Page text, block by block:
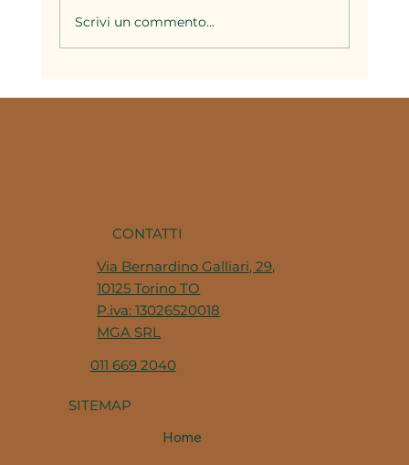
Scrivi un commento...
CONTATTI
Via Bernardino Galliari, 29,
10125 Torino TO
P.iva: 13026520018
MGA SRL
011 669 2040
SITEMAP
Home